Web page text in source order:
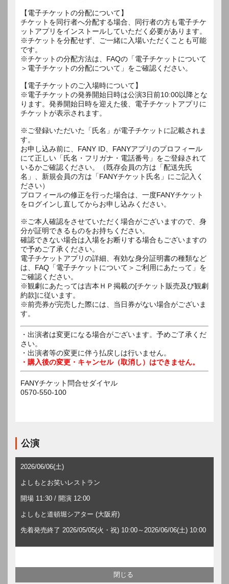
【電子チケットの分配について】
チケットを同行者へ分配する場合、同行者の方も電子チケ
ットアプリをインストールしていただく必要があります。
※チケットを分配せず、ご一緒に入場いただくことも可能
です。
※チケットの分配方法は、FAQの「電子チケットについて
＞電子チケットの分配について」をご確認ください。
【電子チケットのご入場時について】
※電子チケットの発券開始日時は公演3日前10:00以降とな
ります。発券開始日時を迎えた後、電子チケットアプリに
チケットが表示されます。
※ご登録いただいた「氏名」が電子チケットに記載されま
す。
お申し込み前に、FANY ID、FANYアプリのプロフィール
にて正しい「氏名・フリガナ・電話番号」をご登録されて
いるかご確認ください。（既存会員の方は「配送先氏
名」、新規会員の方は「FANYチケット氏名」にご記入く
ださい）
プロフィールの修正を行った場合は、一度FANYチケット
をログインし直してからお申し込みください。
※ご本人確認をさせていただく場合がございますので、身
分が証明できるものをお持ちください。
確認できない場合は入場をお断りする場合もございますの
で予めご了承ください。
電子チケットアプリの詳細、有効な身分証明書の種類など
は、FAQ「電子チケットについて＞ご利用にあたって」を
ご確認ください。
※観劇にあたっては吉本ＨＰ掲載の[チケット販売及び観劇
約款]に従います。
※前売券が完売した際には、当日券がない場合がございま
す。
・出演者は変更になる場合がございます。予めご了承くだ
さい。
・出演者等の変更に伴う払戻しは行いません。
・購入後の変更・キャンセル（取消し）はできません。
FANYチケット問合せダイヤル
0570-550-100
公演
2026/06/06(土)
よしもとお笑いレストラン
開場 11:30 / 開演 12:00
よしもと道頓堀シアター (大阪府)
先着発売終了 2026/05/05(火・祝) 10:00～2026/06/06(土) 10:00